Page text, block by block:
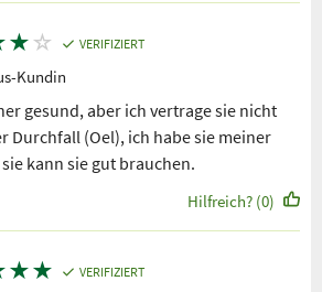
★ ☆ VERIFIZIERT
Kundin
gesund, aber ich vertrage sie nicht
Durchfall (Oel), ich habe sie meiner
kann sie gut brauchen.
Hilfreich? (0)
★★ VERIFIZIERT